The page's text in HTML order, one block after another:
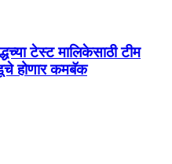
टेस्ट मालिकेसाठी टीम
होणार कमबॅक